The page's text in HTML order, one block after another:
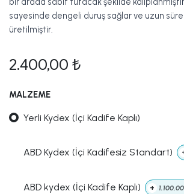
sayesinde dengeli duruş sağlar ve uzun
üretilmiştir.
2.400,00 ₺
MALZEME
Yerli Kydex (İçi Kadife Kaplı)
ABD Kydex (İçi Kadifesiz Standart)
ABD kydex (İçi Kadife Kaplı) + 1.100,00